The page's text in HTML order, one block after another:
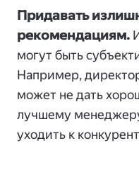
Придавать
рекомендациям.
могут быть
Например,
может не дать
лучшему
уходить к